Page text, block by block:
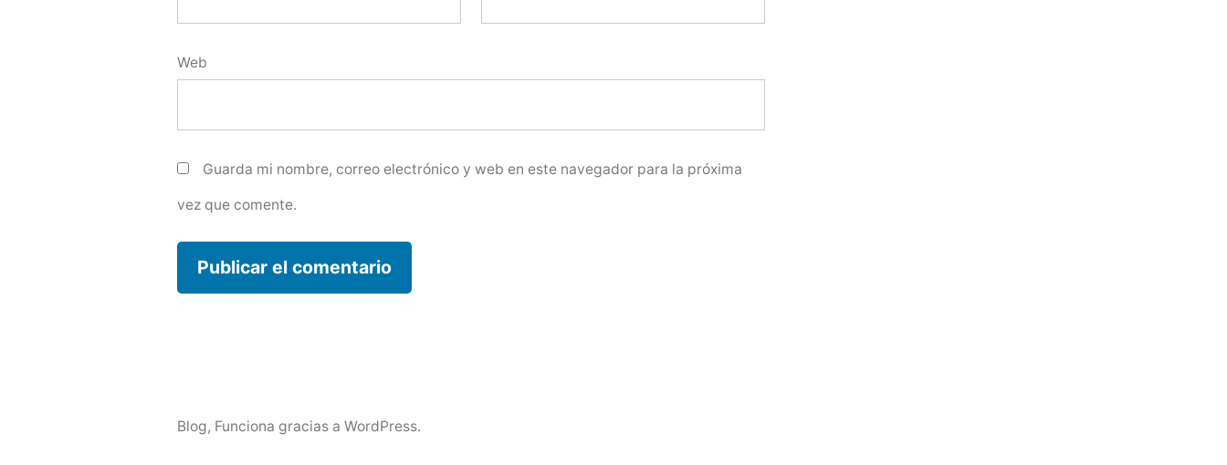
Web
Guarda mi nombre, correo electrónico y web en este navegador para la próxima
vez que comente.
Blog, Funciona gracias a WordPress.